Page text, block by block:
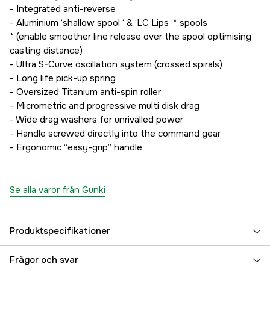
- Integrated anti-reverse
- Aluminium ‘shallow spool ‘ & ‘LC Lips ‘* spools
* (enable smoother line release over the spool optimising
casting distance)
- Ultra S-Curve oscillation system (crossed spirals)
- Long life pick-up spring
- Oversized Titanium anti-spin roller
- Micrometric and progressive multi disk drag
- Wide drag washers for unrivalled power
- Handle screwed directly into the command gear
- Ergonomic “easy-grip” handle
Se alla varor från Gunki
Produktspecifikationer
Vikt (g) 215 g
Frågor och svar